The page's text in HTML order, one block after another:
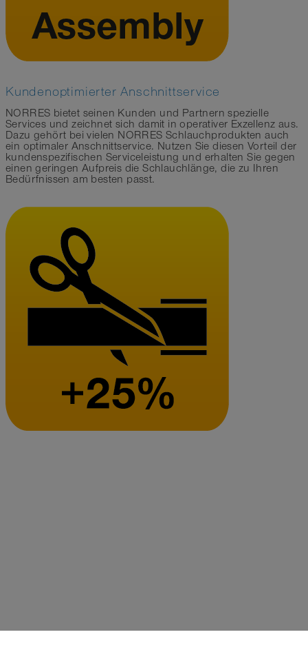
Kundenoptimierter Anschnittservice
NORRES bietet seinen Kunden und Partnern spezielle
Services und zeichnet sich damit in operativer Exzellenz aus.
Dazu gehört bei vielen NORRES Schlauchprodukten auch
ein optimaler Anschnittservice. Nutzen Sie diesen Vorteil der
kundenspezifischen Serviceleistung und erhalten Sie gegen
einen geringen Aufpreis die Schlauchlänge, die zu Ihren
Bedürfnissen am besten passt.